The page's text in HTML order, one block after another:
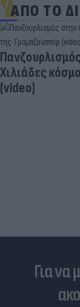
ΑΠΟ ΤΟ
Χιλιάδες
(video)
Για να